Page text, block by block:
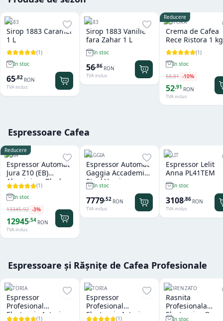
1883
Sirop 1883 Caramel
1 L
(1)
In stoc
65,82 RON
TVA inclus
1883
Sirop 1883 Vanilie
fara Zahar 1 L
In stoc
56,86 RON
TVA inclus
Reducere
RISTORA
Crema de Cafea
Rece Ristora 1 kg
(1)
In stoc
58,81 -10%
52,91 RON
TVA inclus
Espressoare Cafea
Reducere
JURA
Espressor Automat
Jura Z10 (EB)
Aluminium Black
(1)
In stoc
13345,92 -3%
12945,54 RON
TVA inclus
GAGGIA
Espressor Automat
Gaggia Accademia
Steel Version
In stoc
7779,52 RON
TVA inclus
LELIT
Espressor Lelit
Anna PL41TEM
In stoc
3108,86 RON
TVA inclus
Espressoare și Rășnițe de Cafea Profesionale
ASTORIA
Espressor
Profesional
Electronic Astoria
(1)
ASTORIA
Espressor
Profesional
Electronic Astoria
(1)
FIORENZATO
Rasnita
Profesionala
Electronica On
In stoc